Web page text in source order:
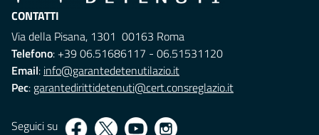
CONTATTI
Via della Pisana, 1301 00163 Roma
Telefono: +39 06.51686117 - 06.51531120
Email: info@garantedetenutilazio.it
Pec: garantedirittidetenuti@cert.consreglazio.it
Seguici su